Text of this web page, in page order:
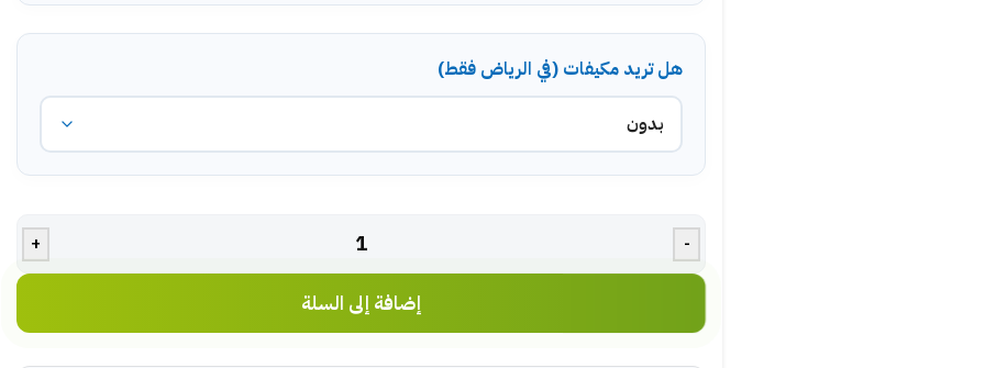
هل تريد مكيفات (في الرياض فقط)
-
+
إضافة إلى السلة